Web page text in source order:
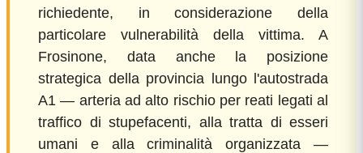
richiedente, in considerazione della
particolare vulnerabilità della vittima. A
Frosinone, data anche la posizione
strategica della provincia lungo l'autostrada
A1 — arteria ad alto rischio per reati legati al
traffico di stupefacenti, alla tratta di esseri
umani e alla criminalità organizzata —